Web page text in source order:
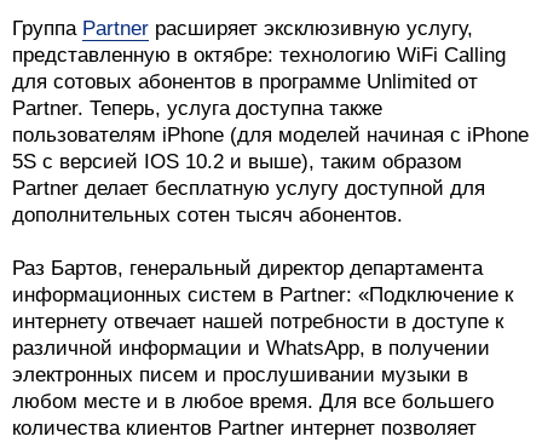
Группа Partner расширяет эксклюзивную услугу,
представленную в октябре: технологию WiFi Calling
для сотовых абонентов в программе Unlimited от
Partner. Теперь, услуга доступна также
пользователям iPhone (для моделей начиная с iPhone
5S с версией IOS 10.2 и выше), таким образом
Partner делает бесплатную услугу доступной для
дополнительных сотен тысяч абонентов.
Раз Бартов, генеральный директор департамента
информационных систем в Partner: «Подключение к
интернету отвечает нашей потребности в доступе к
различной информации и WhatsApp, в получении
электронных писем и прослушивании музыки в
любом месте и в любое время. Для все большего
количества клиентов Partner интернет позволяет